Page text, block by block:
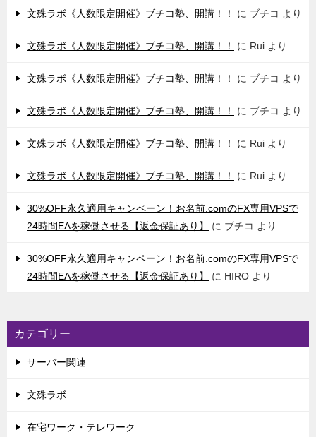
文殊ラボ《人数限定開催》ブチコ塾、開講！！ に ブチコ より
文殊ラボ《人数限定開催》ブチコ塾、開講！！ に Rui より
文殊ラボ《人数限定開催》ブチコ塾、開講！！ に ブチコ より
文殊ラボ《人数限定開催》ブチコ塾、開講！！ に ブチコ より
文殊ラボ《人数限定開催》ブチコ塾、開講！！ に Rui より
文殊ラボ《人数限定開催》ブチコ塾、開講！！ に Rui より
30%OFF永久適用キャンペーン！お名前.comのFX専用VPSで
24時間EAを稼働させる【返金保証あり】
に ブチコ より
30%OFF永久適用キャンペーン！お名前.comのFX専用VPSで
24時間EAを稼働させる【返金保証あり】
に HIRO より
カテゴリー
サーバー関連
文殊ラボ
在宅ワーク・テレワーク